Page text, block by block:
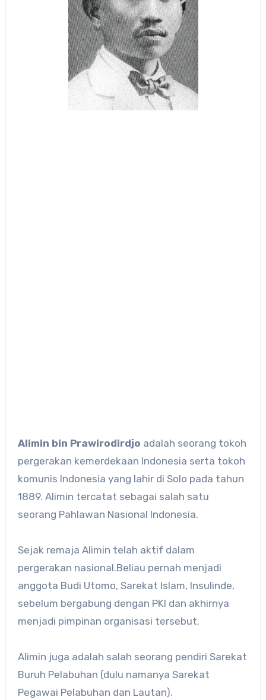
Alimin bin Prawirodirdjo adalah seorang tokoh
pergerakan kemerdekaan Indonesia serta tokoh
komunis Indonesia yang lahir di Solo pada tahun
1889. Alimin tercatat sebagai salah satu
seorang Pahlawan Nasional Indonesia.
Sejak remaja Alimin telah aktif dalam
pergerakan nasional.Beliau pernah menjadi
anggota Budi Utomo, Sarekat Islam, Insulinde,
sebelum bergabung dengan PKI dan akhirnya
menjadi pimpinan organisasi tersebut.
Alimin juga adalah salah seorang pendiri Sarekat
Buruh Pelabuhan (dulu namanya Sarekat
Pegawai Pelabuhan dan Lautan).